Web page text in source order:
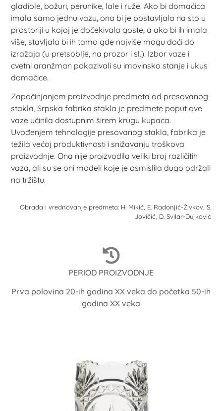
gladiole, božuri, perunike, lale i ruže. Ako bi domaćica
imala samo jednu vazu, ona bi je postavljala na sto u
prostoriji u kojoj je dočekivala goste, a ako bi ih imala
više, stavljala bi ih tamo gde najviše mogu doći do
izražaja (u pretsoblje, na prozor i sl.). Izbor vaze i
cvetni aranžman pokazivali su imovinsko stanje i ukus
domaćice.
Započinjanjem proizvodnje predmeta od presovanog
stakla, Srpska fabrika stakla je predmete poput ove
vaze učinila dostupnim širem krugu kupaca.
Uvođenjem tehnologije presovanog stakla, fabrika je
težila većoj produktivnosti i snižavanju troškova
proizvodnje. Ona nije proizvodila veliki broj različitih
vaza, ali su se oni modeli koje je osmislila dugo održali
na tržištu.
Obrada i vrednovanje predmeta: H. Mikić, E. Radonjić-Živkov, S.
Jovičić, D. Svilar-Dujković
PERIOD PROIZVODNJE
Prva polovina 20-ih godina XX veka do početka 50-ih
godina XX veka